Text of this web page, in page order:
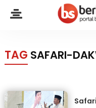
TAG SAFARI-